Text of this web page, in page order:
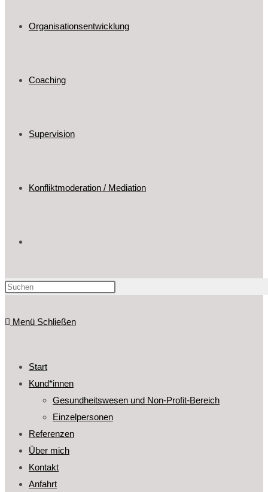
Organisationsentwicklung
Coaching
Supervision
Konfliktmoderation / Mediation
Menü Schließen
Start
Kund*innen
Gesundheitswesen und Non-Profit-Bereich
Einzelpersonen
Referenzen
Über mich
Kontakt
Anfahrt